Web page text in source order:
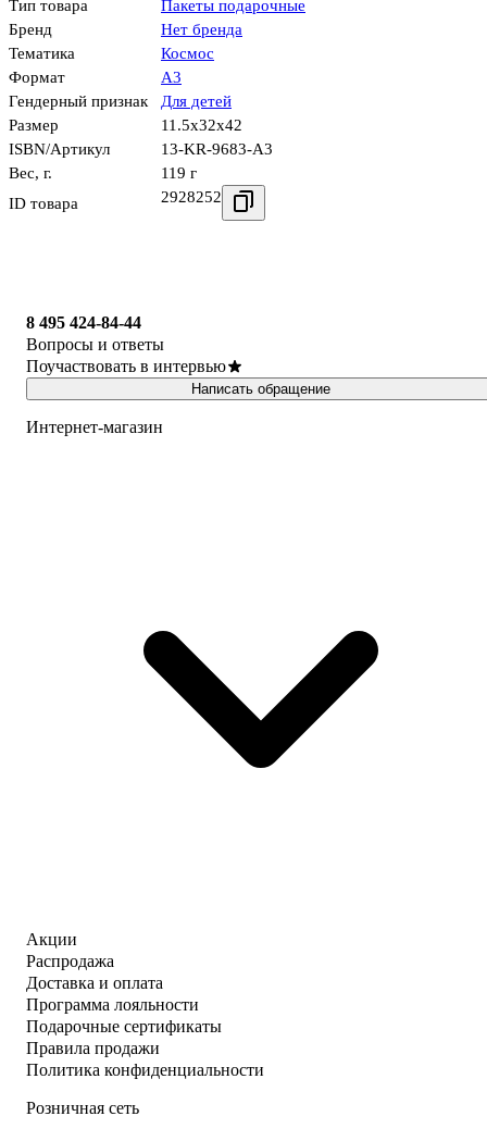
Тип товара
Пакеты подарочные
Бренд
Нет бренда
Тематика
Космос
Формат
А3
Гендерный признак
Для детей
Размер
11.5x32x42
ISBN/Артикул
13-KR-9683-А3
Вес, г.
119 г
ID товара
2928252
8 495 424-84-44
Вопросы и ответы
Поучаствовать в интервью
Написать обращение
Интернет-магазин
Акции
Распродажа
Доставка и оплата
Программа лояльности
Подарочные сертификаты
Правила продажи
Политика конфиденциальности
Розничная сеть